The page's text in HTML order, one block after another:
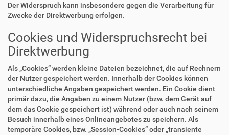
Der Widerspruch kann insbesondere gegen die Verarbeitung für
Zwecke der Direktwerbung erfolgen.
Cookies und Widerspruchsrecht bei
Direktwerbung
Als „Cookies“ werden kleine Dateien bezeichnet, die auf Rechnern
der Nutzer gespeichert werden. Innerhalb der Cookies können
unterschiedliche Angaben gespeichert werden. Ein Cookie dient
primär dazu, die Angaben zu einem Nutzer (bzw. dem Gerät auf
dem das Cookie gespeichert ist) während oder auch nach seinem
Besuch innerhalb eines Onlineangebotes zu speichern. Als
temporäre Cookies, bzw. „Session-Cookies“ oder „transiente